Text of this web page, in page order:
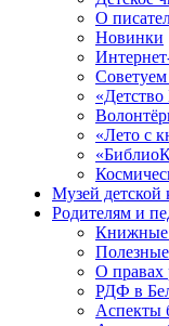
О
Новинки
Советуем
«Лето с
Музей детской
Родителям и
Книжные
О правах
РДФ в
Аспекты